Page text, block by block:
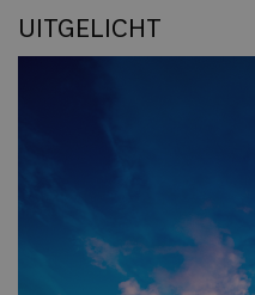
UITGELICHT